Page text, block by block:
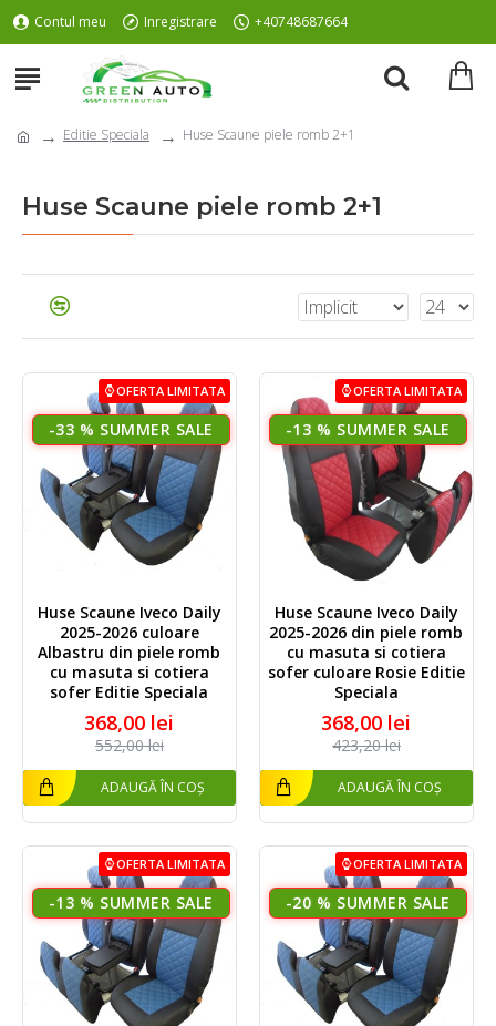
Contul meu Inregistrare +40748687664
Editie Speciala Huse Scaune piele romb 2+1
Huse Scaune piele romb 2+1
OFERTA LIMITATA
-33 %
Huse Scaune Iveco Daily
2025-2026 culoare
Albastru din piele romb
cu masuta si cotiera
sofer Editie Speciala
368,00 lei
552,00 lei
ADAUGĂ ÎN COȘ
OFERTA LIMITATA
-13 %
Huse Scaune Iveco Daily
2025-2026 din piele romb
cu masuta si cotiera
sofer culoare Rosie Editie
Speciala
368,00 lei
423,20 lei
ADAUGĂ ÎN COȘ
OFERTA LIMITATA
-13 %
OFERTA LIMITATA
-20 %